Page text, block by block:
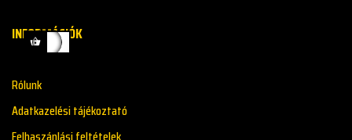
INFORMÁCIÓK
Rólunk
Adatkazelési tájékoztató